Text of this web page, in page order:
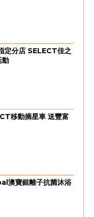
定分店 SELECT佳之
動
移動摘星車 送豐富
澳寶銀離子抗菌沐浴